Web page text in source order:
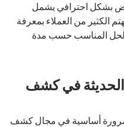
بشكل احترافي يشمل
الكثير من العملاء بمعرفة
الحل المناسب حسب مدة
الحديثة في كشف
ضرورة أساسية في مجال كشف